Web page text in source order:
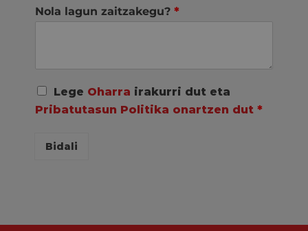
Nola lagun zaitzakegu? *
A
c
u
D
Lege Oharra irakurri dut eta
Pribatutasun Politika onartzen dut *
Bidali